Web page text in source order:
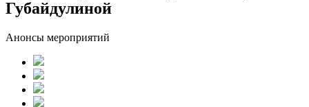
Губайдулиной
Анонсы мероприятий